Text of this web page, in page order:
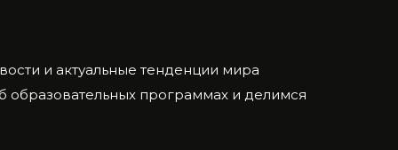
и актуальные тенденции мира
образовательных программах и делимся